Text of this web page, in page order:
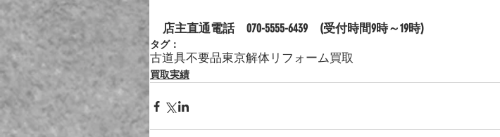
店主直通電話　070-5555-6439　(受付時間9時～19時)
タグ：
古道具不要品東京解体 リフォーム買取
買取実績